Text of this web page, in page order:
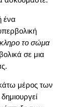
ένα
το σώμα
σε μια
μέρος των
δημιουργεί